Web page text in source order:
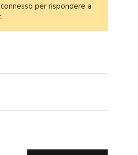
per rispondere a